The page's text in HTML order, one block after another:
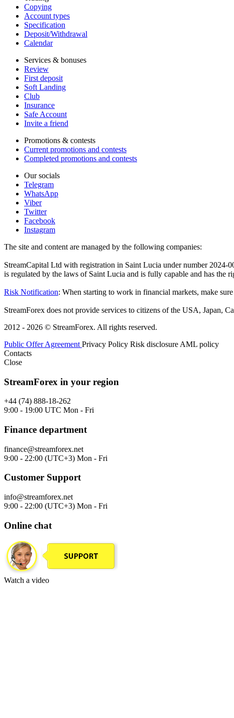
Copying
Account types
Specification
Deposit/Withdrawal
Calendar
Services & bonuses
Review
First deposit
Soft Landing
Club
Insurance
Safe Account
Invite a friend
Promotions & contests
Current promotions and contests
Completed promotions and contests
Our socials
Telegram
WhatsApp
Viber
Twitter
Facebook
Instagram
The site and content are managed by the following companies:
StreamCapital Ltd with registration in Saint Lucia under number
is regulated by the laws of Saint Lucia and is fully capable and has the
Risk Notification: When starting to work in financial markets, make
StreamForex does not provide services to citizens of the USA, Japan,
2012 - 2026 © StreamForex. All rights reserved.
Public Offer Agreement Privacy Policy Risk disclosure AML policy
Contacts
Close
StreamForex in your region
+44 (74) 888-18-262
9:00 - 19:00 UTC Mon - Fri
Finance department
finance@streamforex.net
9:00 - 22:00 (UTC+3) Mon - Fri
Customer Support
info@streamforex.net
9:00 - 22:00 (UTC+3) Mon - Fri
Online chat
Watch a video